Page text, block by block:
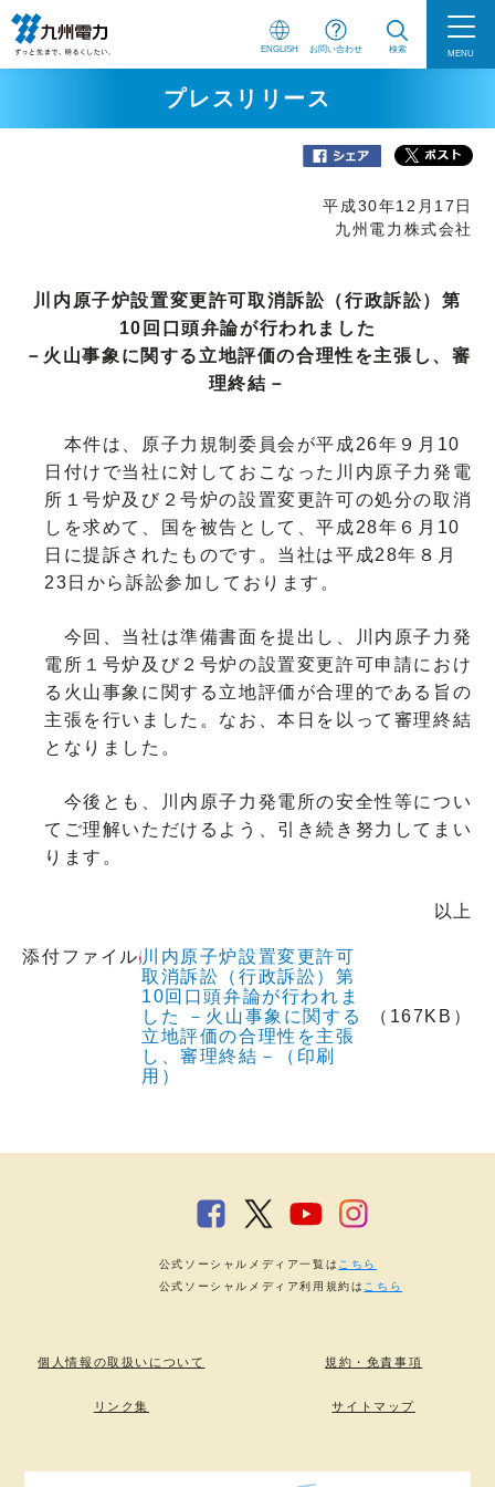
ENGLISH お問い合わせ 検索 MENU
プレスリリース
平成30年12月17日
九州電力株式会社
川内原子炉設置変更許可取消訴訟（行政訴訟）第
10回口頭弁論が行われました
－火山事象に関する立地評価の合理性を主張し、審
理終結－
本件は、原子力規制委員会が平成26年９月10
日付けで当社に対しておこなった川内原子力発電
所１号炉及び２号炉の設置変更許可の処分の取消
しを求めて、国を被告として、平成28年６月10
日に提訴されたものです。当社は平成28年８月
23日から訴訟参加しております。
今回、当社は準備書面を提出し、川内原子力発
電所１号炉及び２号炉の設置変更許可申請におけ
る火山事象に関する立地評価が合理的である旨の
主張を行いました。なお、本日を以って審理終結
となりました。
今後とも、川内原子力発電所の安全性等につい
てご理解いただけるよう、引き続き努力してまい
ります。
以上
添付ファイル 川内原子炉設置変更許可
取消訴訟（行政訴訟）第
10回口頭弁論が行われま
した －火山事象に関する
立地評価の合理性を主張
し、審理終結－（印刷
用）
（167KB）
個人情報の取扱いについて 規約・免責事項
リンク集 サイトマップ
公式ソーシャルメディア一覧は こちら
公式ソーシャルメディア利用規約は こちら